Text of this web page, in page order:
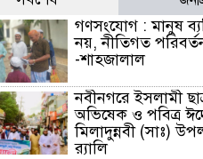
গণসংযোগ : মানুষ
নয়, নীতিগত
-শাহজালাল
নবীনগরে ইসলামী
অভিষেক ও পবিত্র
মিলাদুন্নবী (সাঃ)
র‍্যালি